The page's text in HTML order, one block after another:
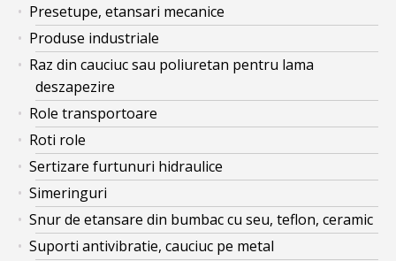
Presetupe, etansari mecanice
Produse industriale
Raz din cauciuc sau poliuretan pentru lama
deszapezire
Role transportoare
Roti role
Sertizare furtunuri hidraulice
Simeringuri
Snur de etansare din bumbac cu seu, teflon, ceramic
Suporti antivibratie, cauciuc pe metal